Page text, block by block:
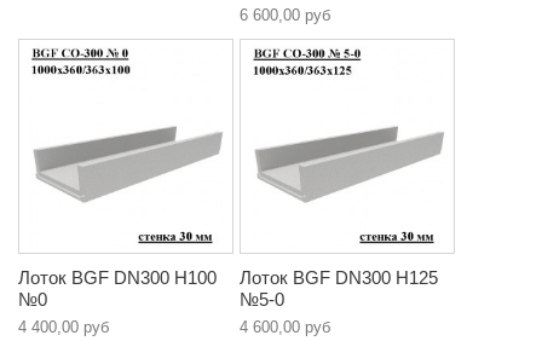
6 600,00 руб
Лоток BGF DN300 H100
№0
4 400,00 руб
Лоток BGF DN300 H125
№5-0
4 600,00 руб